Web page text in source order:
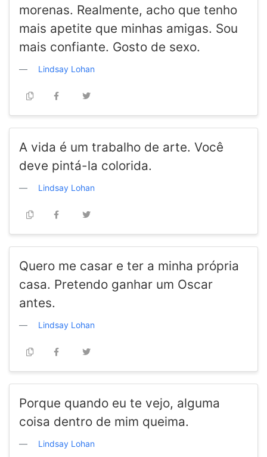
morenas. Realmente, acho que tenho
mais apetite que minhas amigas. Sou
mais confiante. Gosto de sexo.
Lindsay Lohan
A vida é um trabalho de arte. Você
deve pintá-la colorida.
Lindsay Lohan
Quero me casar e ter a minha própria
casa. Pretendo ganhar um Oscar
antes.
Lindsay Lohan
Porque quando eu te vejo, alguma
coisa dentro de mim queima.
Lindsay Lohan